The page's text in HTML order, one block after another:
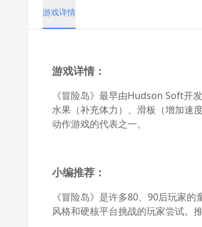
游戏详情
游戏详情：
《冒险岛》最早由Hudson Soft开
水果（补充体力）、滑板（增加速
动作游戏的代表之一。
小编推荐：
《冒险岛》是许多80、90后玩家
风格和硬核平台挑战的玩家尝试。